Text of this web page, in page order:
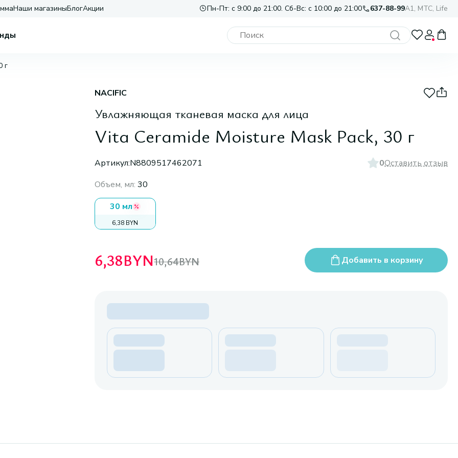
Наши магазиныБлогАкции Пн-Пт: с 9:00 до 21:00. Сб-Вс: с 10:00 до 21:00 637-88-99A1, МТС, Life
г
NACIFIC
Увлажняющая тканевая маска для лица
Vita Ceramide Moisture Mask Pack, 30 г
Артикул:N8809517462071 0Оставить отзыв
Объем, мл: 30
30 мл
6,38 BYN
6,38BYN10,64BYN Добавить в корзину